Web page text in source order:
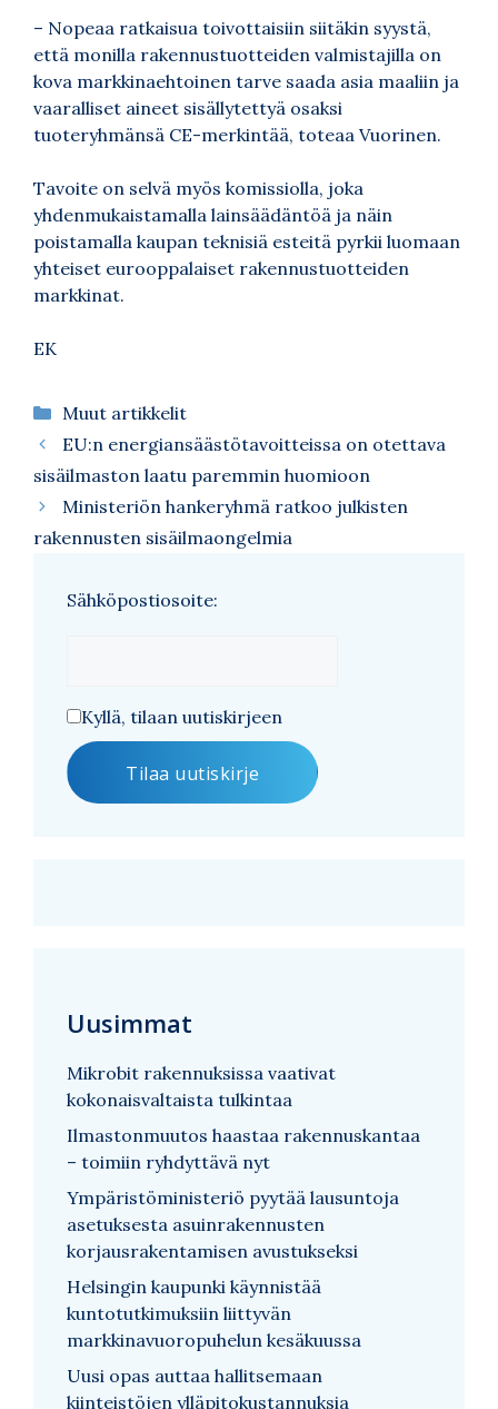
– Nopeaa ratkaisua toivottaisiin siitäkin syystä,
että monilla rakennustuotteiden valmistajilla on
kova markkinaehtoinen tarve saada asia maaliin ja
vaaralliset aineet sisällytettyä osaksi
tuoteryhmänsä CE-merkintää, toteaa Vuorinen.
Tavoite on selvä myös komissiolla, joka
yhdenmukaistamalla lainsäädäntöä ja näin
poistamalla kaupan teknisiä esteitä pyrkii luomaan
yhteiset eurooppalaiset rakennustuotteiden
markkinat.
EK
Kategoriat
Muut artikkelit
EU:n energiansäästötavoitteissa on otettava
sisäilmaston laatu paremmin huomioon
Ministeriön hankeryhmä ratkoo julkisten
rakennusten sisäilmaongelmia
Sähköpostiosoite:
Kyllä, tilaan uutiskirjeen
Uusimmat
Mikrobit rakennuksissa vaativat
kokonaisvaltaista tulkintaa
Ilmastonmuutos haastaa rakennuskantaa
– toimiin ryhdyttävä nyt
Ympäristöministeriö pyytää lausuntoja
asetuksesta asuinrakennusten
korjausrakentamisen avustukseksi
Helsingin kaupunki käynnistää
kuntotutkimuksiin liittyvän
markkinavuoropuhelun kesäkuussa
Uusi opas auttaa hallitsemaan
kiinteistöjen ylläpitokustannuksia